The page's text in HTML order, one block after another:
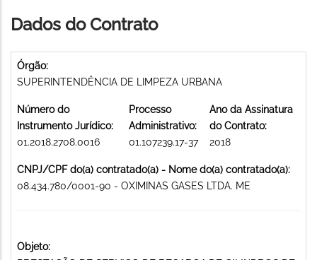
Dados do Contrato
Órgão:
SUPERINTENDÊNCIA DE LIMPEZA URBANA
Número do
Instrumento Jurídico:
01.2018.2708.0016
Processo
Administrativo:
01.107239.17-37
Ano da Assinatura
do Contrato:
2018
CNPJ/CPF do(a) contratado(a) - Nome do(a) contratado(a):
08.434.780/0001-90 - OXIMINAS GASES LTDA. ME
Objeto: